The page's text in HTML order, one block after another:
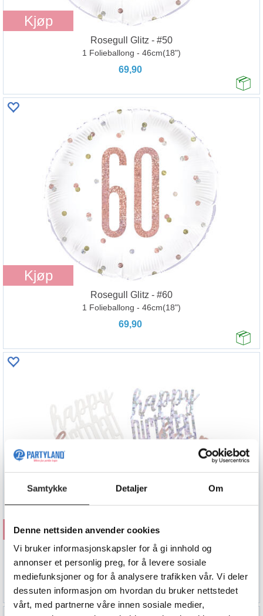
Samtykke Detaljer Om
Denne nettsiden anvender cookies
Vi bruker informasjonskapsler for å gi innhold og
annonser et personlig preg, for å levere sosiale
mediefunksjoner og for å analysere trafikken vår. Vi deler
dessuten informasjon om hvordan du bruker nettstedet
vårt, med partnerne våre innen sosiale medier,
Kjøp
Rosegull Glitz - #50
1 Folieballong - 46cm(18")
69,90
Kjøp
Rosegull Glitz - #60
1 Folieballong - 46cm(18")
69,90
Kjøp
Konfetti - "Happy Birthday" - Rosegull
15g
29,90